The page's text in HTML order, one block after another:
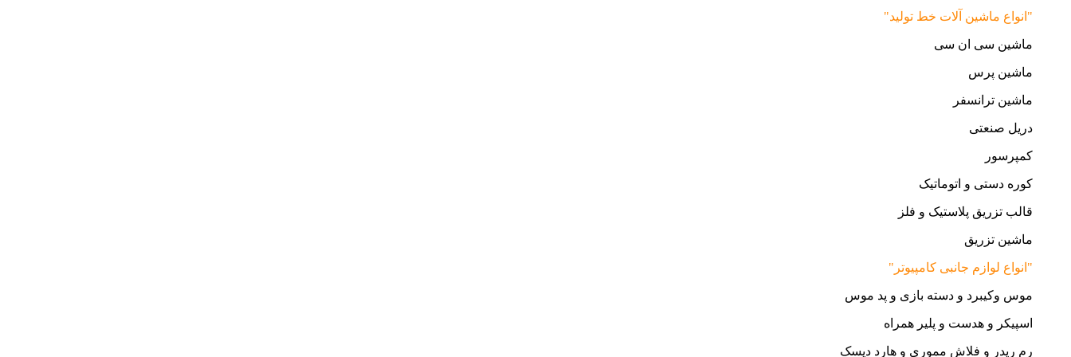
"انواع ماشین آلات خط تولید"
ماشین سی ان سی
ماشین پرس
ماشین ترانسفر
دریل صنعتی
کمپرسور
کوره دستی و اتوماتیک
قالب تزریق پلاستیک و فلز
ماشین تزریق
"انواع لوازم جانبی کامپیوتر"
موس وکیبرد و دسته بازی و پد موس
اسپیکر و هدست و پلیر همراه
رم ریدر و فلاش مموری و هارد دیسک